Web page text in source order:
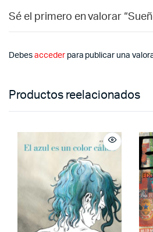
Sé el primero en valorar
Debes accederpara publicar una
Productos reelacionados